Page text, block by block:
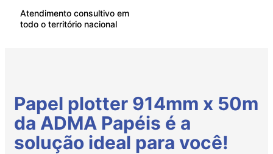
Atendimento consultivo em
todo o território nacional
Papel plotter 914mm x 50m
da ADMA Papéis é a
solução ideal para você!